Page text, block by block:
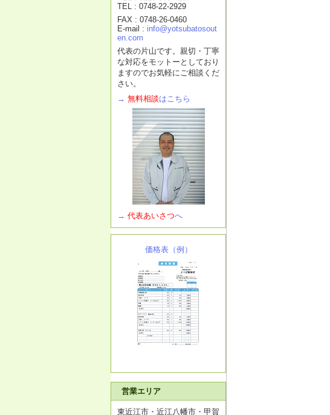
TEL : 0748-22-2929
FAX : 0748-26-0460
E-mail : info@yotsubatosout
en.com
代表の片山です。親切・丁寧
な対応をモットーとしており
ますのでお気軽にご相談くだ
さい。
→ 無料相談はこちら
→ 代表あいさつへ
価格表（例）
営業エリア
東近江市・近江八幡市・甲賀